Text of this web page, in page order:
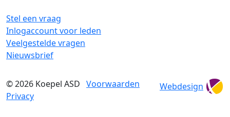
Stel een vraag
Inlogaccount voor leden
Veelgestelde vragen
Nieuwsbrief
© 2026 Koepel ASD Voorwaarden
Privacy
Webdesign